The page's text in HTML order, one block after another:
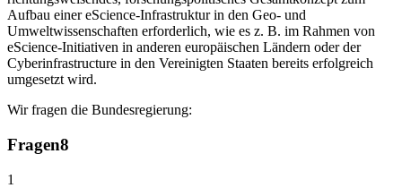
Aufbau einer eScience-Infrastruktur in den Geo- und
Umweltwissenschaften erforderlich, wie es z. B. im Rahmen von
eScience-Initiativen in anderen europäischen Ländern oder der
Cyberinfrastructure in den Vereinigten Staaten bereits erfolgreich
umgesetzt wird.
Wir fragen die Bundesregierung:
Fragen8
1